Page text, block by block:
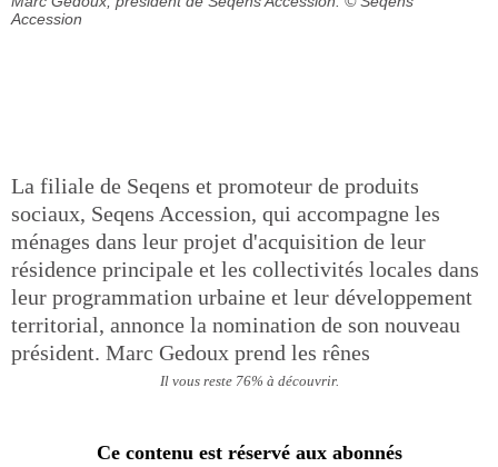
Accession
La filiale de Seqens et promoteur de produits
sociaux, Seqens Accession, qui accompagne les
ménages dans leur projet d'acquisition de leur
résidence principale et les collectivités locales dans
leur programmation urbaine et leur développement
territorial, annonce la nomination de son nouveau
président. Marc Gedoux prend les rênes
Il vous reste 76% à découvrir.
Ce contenu est réservé aux abonnés